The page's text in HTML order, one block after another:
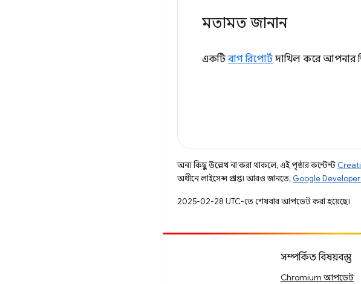
মতামত জানান
একটিবাগ রিপোর্টদাখিল করে আপনার
অন্য কিছু উল্লেখ না করা থাকলে, এই পৃষ্ঠার কন্টেন্ট
অধীনে লাইসেন্স প্রাপ্ত। আরও জানতে, Google
2025-02-28 UTC-তে শেষবার আপডেট করা হয়েছে।
সম্পর্কিত বিষয়বস্তু
Chromium আপডেট